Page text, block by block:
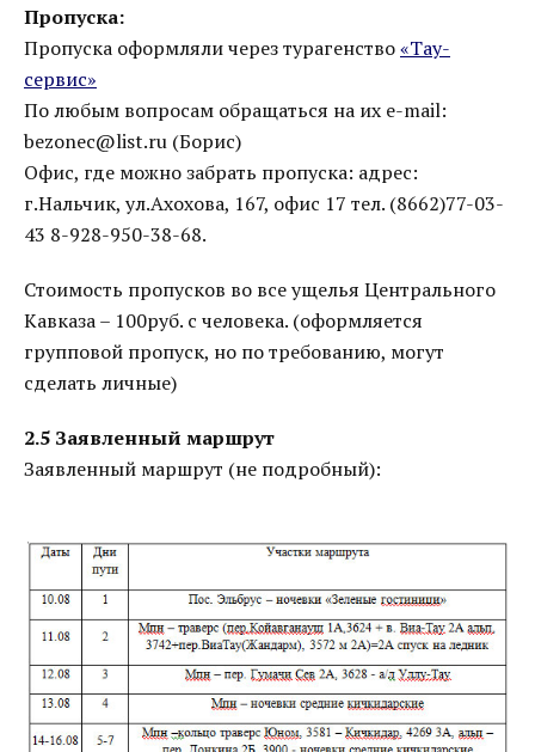
Пропуска:
Пропуска оформляли через турагенство«Тау-
сервис»
По любым вопросам обращаться на их e-mail:
bezonec@list.ru (Борис)
Офис, где можно забрать пропуска: адрес:
г.Нальчик, ул.Ахохова, 167, офис 17 тел. (8662)77-03-
43 8-928-950-38-68.
Стоимость пропусков во все ущелья Центрального
Кавказа – 100руб. с человека. (оформляется
групповой пропуск, но по требованию, могут
сделать личные)
2.5 Заявленный маршрут
Заявленный маршрут (не подробный):